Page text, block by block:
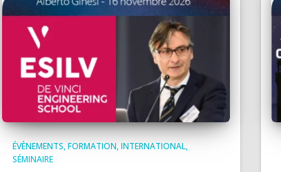
ÉVÈNEMENTS FORMATION INTERNATIONAL
SÉMINAIRE